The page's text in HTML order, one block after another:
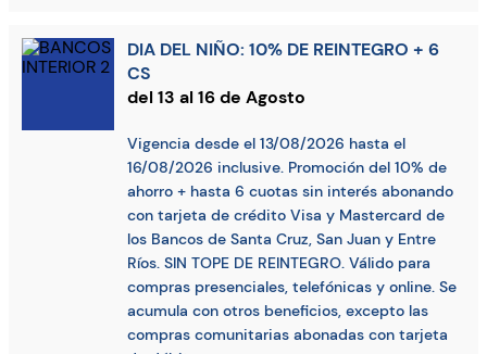
DIA DEL NIÑO: 10% DE REINTEGRO + 6
CS
del 13 al 16 de Agosto
Vigencia desde el 13/08/2026 hasta el
16/08/2026 inclusive. Promoción del 10% de
ahorro + hasta 6 cuotas sin interés abonando
con tarjeta de crédito Visa y Mastercard de
los Bancos de Santa Cruz, San Juan y Entre
Ríos. SIN TOPE DE REINTEGRO. Válido para
compras presenciales, telefónicas y online. Se
acumula con otros beneficios, excepto las
compras comunitarias abonadas con tarjeta